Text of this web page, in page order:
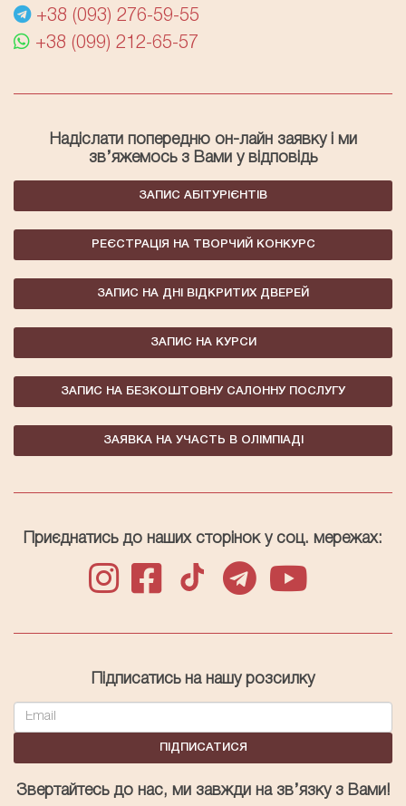
+38 (093) 276-59-55
+38 (099) 212-65-57
Надіслати попередню он-лайн заявку і ми
зв’яжемось з Вами у відповідь
ЗАПИС АБІТУРІЄНТІВ
РЕЄСТРАЦІЯ НА ТВОРЧИЙ КОНКУРС
ЗАПИС НА ДНІ ВІДКРИТИХ ДВЕРЕЙ
ЗАПИС НА КУРСИ
ЗАПИС НА БЕЗКОШТОВНУ САЛОННУ ПОСЛУГУ
ЗАЯВКА НА УЧАСТЬ В ОЛІМПІАДІ
Приєднатись до наших сторінок у соц. мережах:
Підписатись на нашу розсилку
ПІДПИСАТИСЯ
Звертайтесь до нас, ми завжди на зв’язку з Вами!